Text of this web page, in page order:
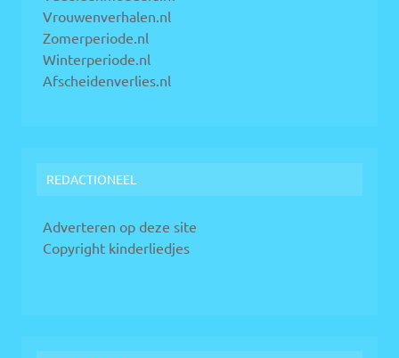
Vrouwenverhalen.nl
Zomerperiode.nl
Winterperiode.nl
Afscheidenverlies.nl
REDACTIONEEL
Adverteren op deze site
Copyright kinderliedjes